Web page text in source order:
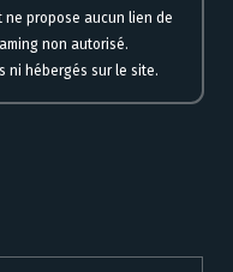
propose aucun lien de
non autorisé.
ni hébergés sur le site.